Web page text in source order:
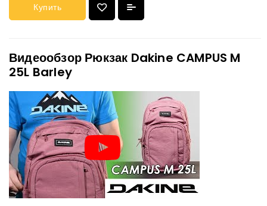
Купить
Видеообзор Рюкзак Dakine CAMPUS M
25L Barley